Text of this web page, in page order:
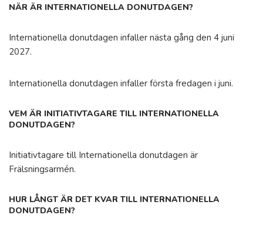
NÄR ÄR INTERNATIONELLA DONUTDAGEN?
Internationella donutdagen infaller nästa gång den 4 juni
2027.
Internationella donutdagen infaller första fredagen i juni.
VEM ÄR INITIATIVTAGARE TILL INTERNATIONELLA
DONUTDAGEN?
Initiativtagare till Internationella donutdagen är
Frälsningsarmén.
HUR LÅNGT ÄR DET KVAR TILL INTERNATIONELLA
DONUTDAGEN?